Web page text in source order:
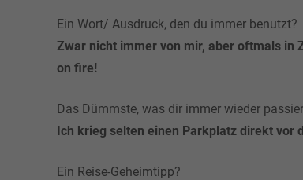
Ein Wort/ Ausdruck, den du immer benutzt?
Zwar nicht immer von mir, aber oftmals in
on fire!
Das Dümmste, was dir immer wieder
Ich krieg selten einen Parkplatz direkt vor
Ein Reise-Geheimtipp?